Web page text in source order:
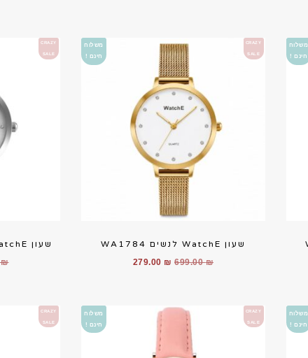
399.00 ₪.
משלוח
חינם !
CRAZY
SALE
משלוח
חינם !
שעון WatchE לנשים WA1784
699.00₪
המחיר
699.00 ₪.
279.00 ₪
המחיר
CRAZY
SALE
שעון WatchE לנשים WA1784 כסף
₪
משלוח
חינם !
CRAZY
SALE
משלוח
חינם !
CRAZY
SALE